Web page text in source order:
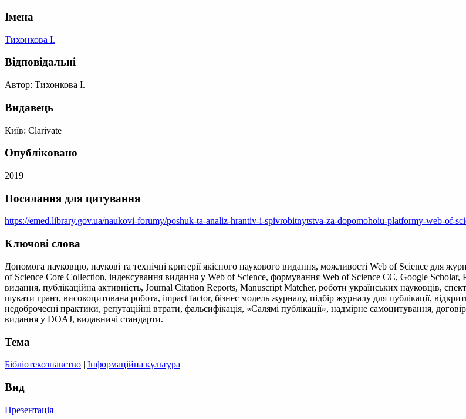
Імена
Тихонкова І.
Відповідальні
Автор: Тихонкова І.
Видавець
Київ: Clarivate
Опубліковано
2019
Посилання для цитування
https://emed.library.gov.ua/naukovi-forumy/poshuk-ta-analiz-hrantiv-i-spivrobitnytstva-za-dopomohoiu-platformy-web-of-
Ключові слова
Допомога науковцю, наукові та технічні критерії якісного наукового видання, можливості Web of Science для
of Science Core Collection, індексування видання у Web of Science, формування Web of Science CC, Google Scholar,
видання, публікаційна активність, Journal Citation Reports, Manuscript Matcher, роботи українських науковців,
шукати грант, високоцитована робота, impact factor, бізнес модель журналу, підбір журналу для публікації,
недоброчесні практики, репутаційні втрати, фальсифікація, «Салямі публікації», надмірне самоцитування,
видання у DOAJ, видавничі стандарти.
Тема
Бібліотекознавство | Інформаційна культура
Вид
Презентація